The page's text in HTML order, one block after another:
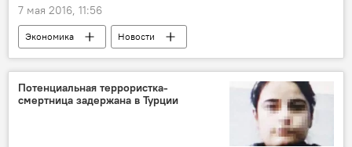
7 мая 2016, 11:56
Экономика
Новости
Новости мира
Потенциальная террористка-
смертница задержана в Турции